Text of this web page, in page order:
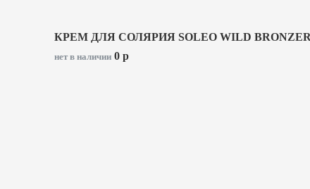
КРЕМ ДЛЯ СОЛЯРИЯ SOLEO WILD
нет в наличии 0 p